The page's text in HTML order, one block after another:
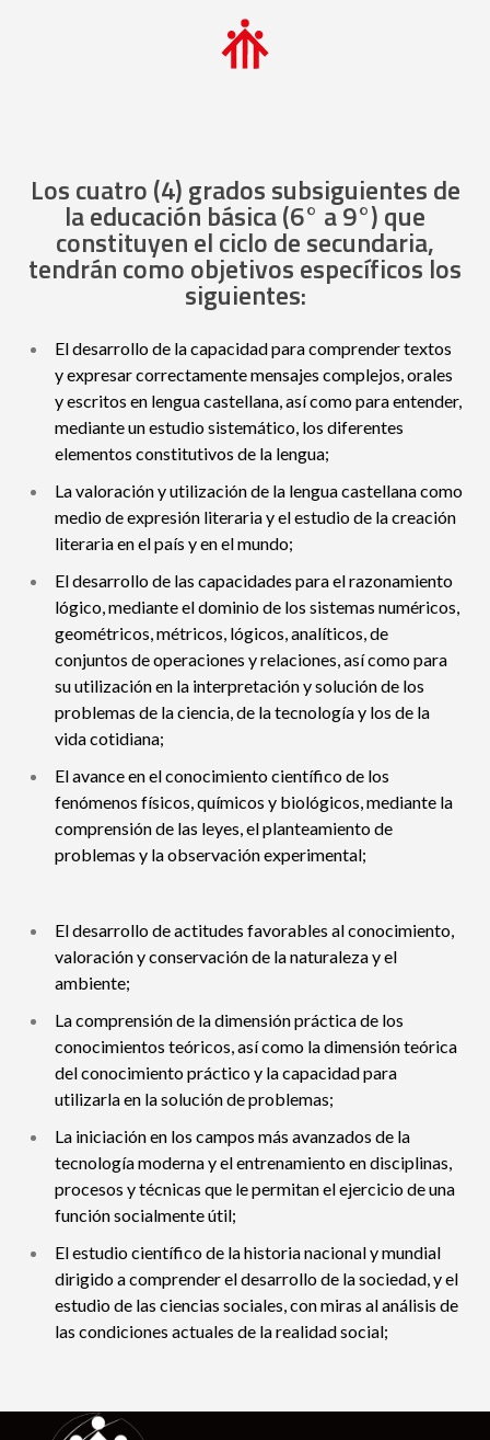
Los cuatro (4) grados subsiguientes de
la educación básica (6° a 9°) que
constituyen el ciclo de secundaria,
tendrán como objetivos específicos los
siguientes:
El desarrollo de la capacidad para comprender textos
y expresar correctamente mensajes complejos, orales
y escritos en lengua castellana, así como para entender,
mediante un estudio sistemático, los diferentes
elementos constitutivos de la lengua;
La valoración y utilización de la lengua castellana como
medio de expresión literaria y el estudio de la creación
literaria en el país y en el mundo;
El desarrollo de las capacidades para el razonamiento
lógico, mediante el dominio de los sistemas numéricos,
geométricos, métricos, lógicos, analíticos, de
conjuntos de operaciones y relaciones, así como para
su utilización en la interpretación y solución de los
problemas de la ciencia, de la tecnología y los de la
vida cotidiana;
El avance en el conocimiento científico de los
fenómenos físicos, químicos y biológicos, mediante la
comprensión de las leyes, el planteamiento de
problemas y la observación experimental;
El desarrollo de actitudes favorables al conocimiento,
valoración y conservación de la naturaleza y el
ambiente;
La comprensión de la dimensión práctica de los
conocimientos teóricos, así como la dimensión teórica
del conocimiento práctico y la capacidad para
utilizarla en la solución de problemas;
La iniciación en los campos más avanzados de la
tecnología moderna y el entrenamiento en disciplinas,
procesos y técnicas que le permitan el ejercicio de una
función socialmente útil;
El estudio científico de la historia nacional y mundial
dirigido a comprender el desarrollo de la sociedad, y el
estudio de las ciencias sociales, con miras al análisis de
las condiciones actuales de la realidad social;